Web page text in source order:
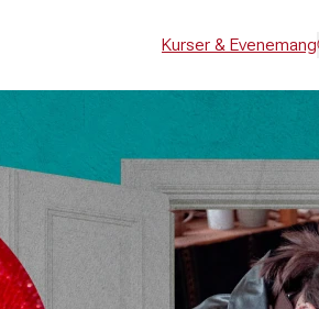
Kurser & Evenemang